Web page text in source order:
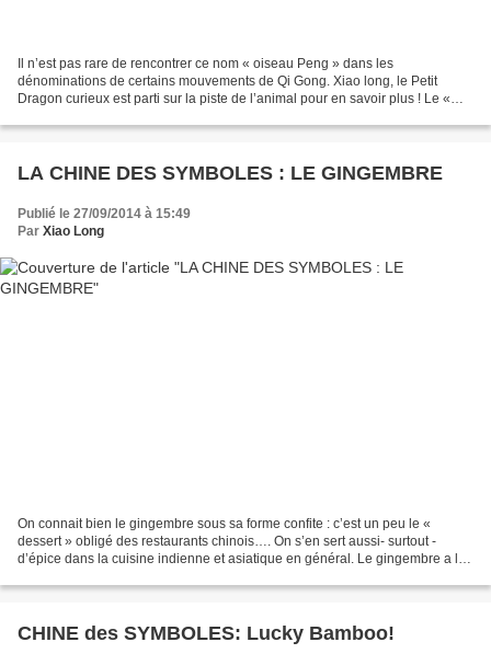
Il n’est pas rare de rencontrer ce nom « oiseau Peng » dans les
dénominations de certains mouvements de Qi Gong. Xiao long, le Petit
Dragon curieux est parti sur la piste de l’animal pour en savoir plus ! Le «
LA CHINE DES SYMBOLES : LE GINGEMBRE
Publié le 27/09/2014 à 15:49
Par Xiao Long
On connait bien le gingembre sous sa forme confite : c’est un peu le «
dessert » obligé des restaurants chinois…. On s’en sert aussi- surtout -
d’épice dans la cuisine indienne et asiatique en général. Le gingembre a la
CHINE des SYMBOLES: Lucky Bamboo!